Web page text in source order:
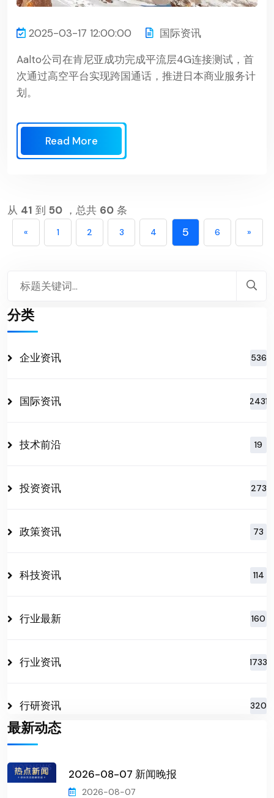
2025-03-17 12:00:00
国际资讯
Aalto公司在肯尼亚成功完成平流层4G连接测试，首
次通过高空平台实现跨国通话，推进日本商业服务计
划。
Read More
从 41 到 50 ，总共 60 条
« 1 2 3 4 5 6 »
分类
企业资讯 536
国际资讯 2431
技术前沿 19
投资资讯 273
政策资讯 73
科技资讯 114
行业最新 160
行业资讯 1733
行研资讯 320
最新动态
2026-08-07 新闻晚报
2026-08-07